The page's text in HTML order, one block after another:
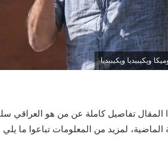
ويكيبيديا ويكيبيديا
تفاصيل كاملة عن من هو العراقي
لمزيد من المعلومات تباعوا ما